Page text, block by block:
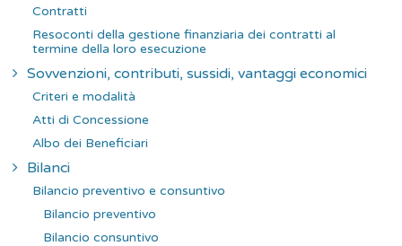
Contratti
Resoconti della gestione finanziaria dei contratti al
termine della loro esecuzione
Sovvenzioni, contributi, sussidi, vantaggi economici
Criteri e modalità
Atti di Concessione
Albo dei Beneficiari
Bilanci
Bilancio preventivo e consuntivo
Bilancio preventivo
Bilancio consuntivo